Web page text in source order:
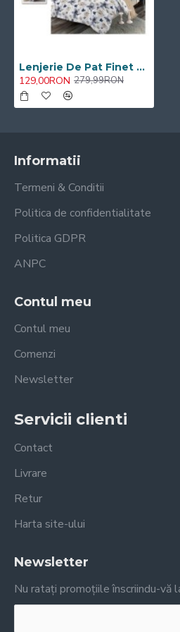
Lenjerie De Pat Finet 6 Piese Pat Dublu Cearceaf cu Elastic
129,00RON 279,99RON
Informatii
Termeni & Conditii
Politica de confidentialitate
Politica GDPR
ANPC
Contul meu
Contul meu
Comenzi
Newsletter
Servicii clienti
Contact
Livrare
Retur
Harta site-ului
Newsletter
Nu ratați promoțiile înscriindu-vă